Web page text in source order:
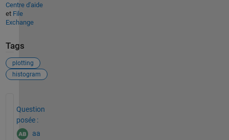
Centre d'aide
et File
Exchange
Tags
plotting
histogram
Question
posée :
aa